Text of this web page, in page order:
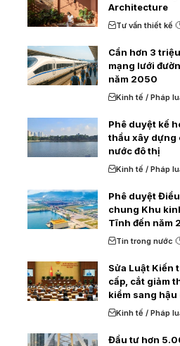
Architecture
Tư vấn thiết kế
Cần hơn 3
mạng lưới
năm 2050
Kinh tế / Pháp
Phê duyệt kế
thầu xây dựng
nước đô thị
Kinh tế / Pháp
Phê duyệt
chung Khu
Tĩnh đến năm
Tin trong nước
Sửa Luật Kiến
cấp, cắt giảm
kiểm sang hậu
Kinh tế / Pháp
Đầu tư hơn